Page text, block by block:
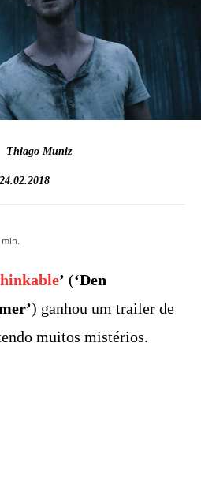
Thiago Muniz
24.02.2018
min.
’ (‘Den
) ganhou um trailer de
muitos mistérios.